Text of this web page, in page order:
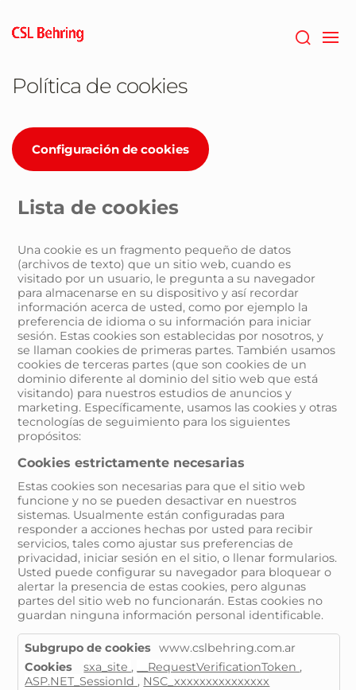
contenido
Política de cookies
Configuración de cookies
Lista de cookies
Una cookie es un fragmento pequeño de datos
(archivos de texto) que un sitio web, cuando es
visitado por un usuario, le pregunta a su navegador
para almacenarse en su dispositivo y así recordar
información acerca de usted, como por ejemplo la
preferencia de idioma o su información para iniciar
sesión. Estas cookies son establecidas por nosotros, y
se llaman cookies de primeras partes. También usamos
cookies de terceras partes (que son cookies de un
dominio diferente al dominio del sitio web que está
visitando) para nuestros estudios de anuncios y
marketing. Específicamente, usamos las cookies y otras
tecnologías de seguimiento para los siguientes
propósitos:
Cookies estrictamente necesarias
Estas cookies son necesarias para que el sitio web
funcione y no se pueden desactivar en nuestros
sistemas. Usualmente están configuradas para
responder a acciones hechas por usted para recibir
servicios, tales como ajustar sus preferencias de
privacidad, iniciar sesión en el sitio, o llenar formularios.
Usted puede configurar su navegador para bloquear o
alertar la presencia de estas cookies, pero algunas
partes del sitio web no funcionarán. Estas cookies no
guardan ninguna información personal identificable.
Cookies
estrictamente
necesarias
www.cslbehring.com.ar
sxa_site , __RequestVerificationToken ,
ASP.NET_SessionId , NSC_xxxxxxxxxxxxxxx